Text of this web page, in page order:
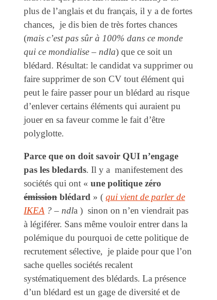
plus de l’anglais et du français, il y a de fortes
chances, je dis bien de très fortes chances
(mais c’est pas sûr à 100% dans ce monde
qui ce mondialise – ndla) que ce soit un
blédard. Résultat: le candidat va supprimer ou
faire supprimer de son CV tout élément qui
peut le faire passer pour un blédard au risque
d’enlever certains éléments qui auraient pu
jouer en sa faveur comme le fait d’être
polyglotte.
Parce que on doit savoir QUI n’engage
pas les bledards. Il y a manifestement des
sociétés qui ont « une politique zéro
émission blédard » ( qui vient de parler de
IKEA ? – ndla ) sinon on n’en viendrait pas
à légiférer. Sans même vouloir entrer dans la
polémique du pourquoi de cette politique de
recrutement sélective, je plaide pour que l’on
sache quelles sociétés recalent
systématiquement des blédards. La présence
d’un blédard est un gage de diversité et de